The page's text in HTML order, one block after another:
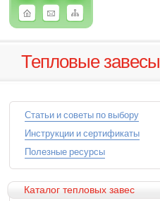
Тепловые завесы
Статьи и советы по выбору
Инструкции и сертификаты
Полезные ресурсы
Каталог тепловых завес